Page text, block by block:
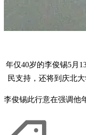
年仅40岁的李俊锡5月
民支持，还将到庆北
李俊锡此行意在强调他